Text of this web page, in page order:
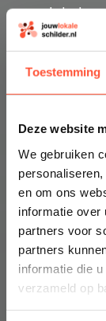
Toestemming
Deze website
We gebruiken
en om ons
informatie over
partners voor
partners
informatie die
verzameld op
Geen
Direct
Altijd
👉 Inzicht in